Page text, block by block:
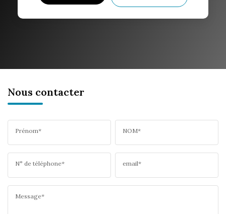
Nous contacter
Prénom* NOM*
N° de téléphone* email*
Message*